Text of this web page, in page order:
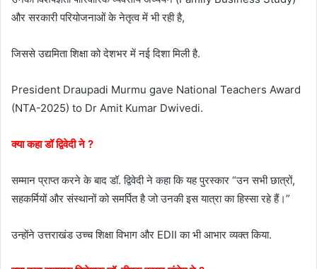
और सरकारी परियोजनाओं के नेतृत्व में भी रही है,
जिससे उद्यमिता शिक्षा को देशभर में नई दिशा मिली है.
President Draupadi Murmu gave National Teachers Award
(NTA-2025) to Dr Amit Kumar Dwivedi.
क्या कहा डॉ द्विवेदी ने ?
सम्मान प्राप्त करने के बाद डॉ. द्विवेदी ने कहा कि यह पुरस्कार “उन सभी छात्रों,
सहकर्मियों और संस्थानों को समर्पित है जो उनकी इस यात्रा का हिस्सा रहे हैं।”
उन्होंने उत्तराखंड उच्च शिक्षा विभाग और EDII का भी आभार व्यक्त किया.